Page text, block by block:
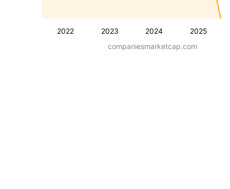
2022 2023 2024 2025
companiesmarketcap.com